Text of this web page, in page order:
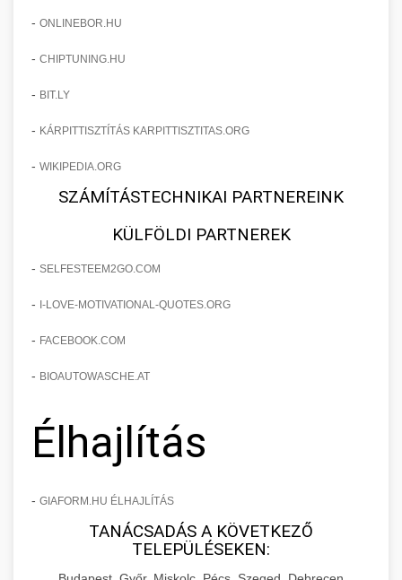
- ONLINEBOR.HU
- CHIPTUNING.HU
- BIT.LY
- KÁRPITTISZTÍTÁS KARPITTISZTITAS.ORG
- WIKIPEDIA.ORG
SZÁMÍTÁSTECHNIKAI PARTNEREINK
KÜLFÖLDI PARTNEREK
- SELFESTEEM2GO.COM
- I-LOVE-MOTIVATIONAL-QUOTES.ORG
- FACEBOOK.COM
- BIOAUTOWASCHE.AT
Élhajlítás
- GIAFORM.HU ÉLHAJLÍTÁS
TANÁCSADÁS A KÖVETKEZŐ
TELEPÜLÉSEKEN: